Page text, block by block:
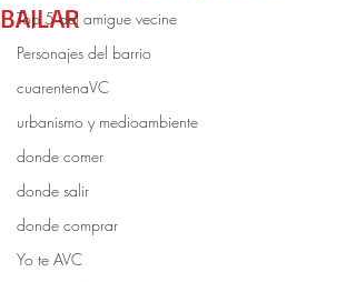
Top 5 del amigue vecine
Personajes del barrio
cuarentenaVC
urbanismo y medioambiente
donde comer
donde salir
donde comprar
Yo te AVC
BAILAR